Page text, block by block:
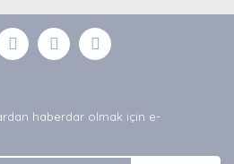
Yorum Yaz
iletebilirsiniz.
teşekkür ederiz.
bilgiler bulunuyor.
bulunuyor.
daha pahalı.
haberdar olmak için e-